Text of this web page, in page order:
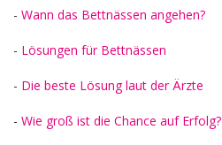
- Wann das Bettnässen angehen?
- Lösungen für Bettnässen
- Die beste Lösung laut der Ärzte
- Wie groß ist die Chance auf Erfolg?